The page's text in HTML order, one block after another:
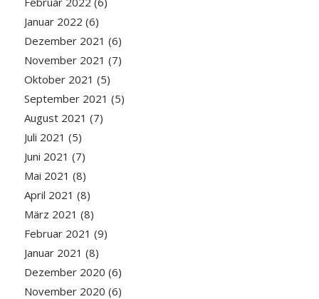
Januar 2022 (6)
Dezember 2021 (6)
November 2021 (7)
Oktober 2021 (5)
September 2021 (5)
August 2021 (7)
Juli 2021 (5)
Juni 2021 (7)
Mai 2021 (8)
April 2021 (8)
März 2021 (8)
Februar 2021 (9)
Januar 2021 (8)
Dezember 2020 (6)
November 2020 (6)